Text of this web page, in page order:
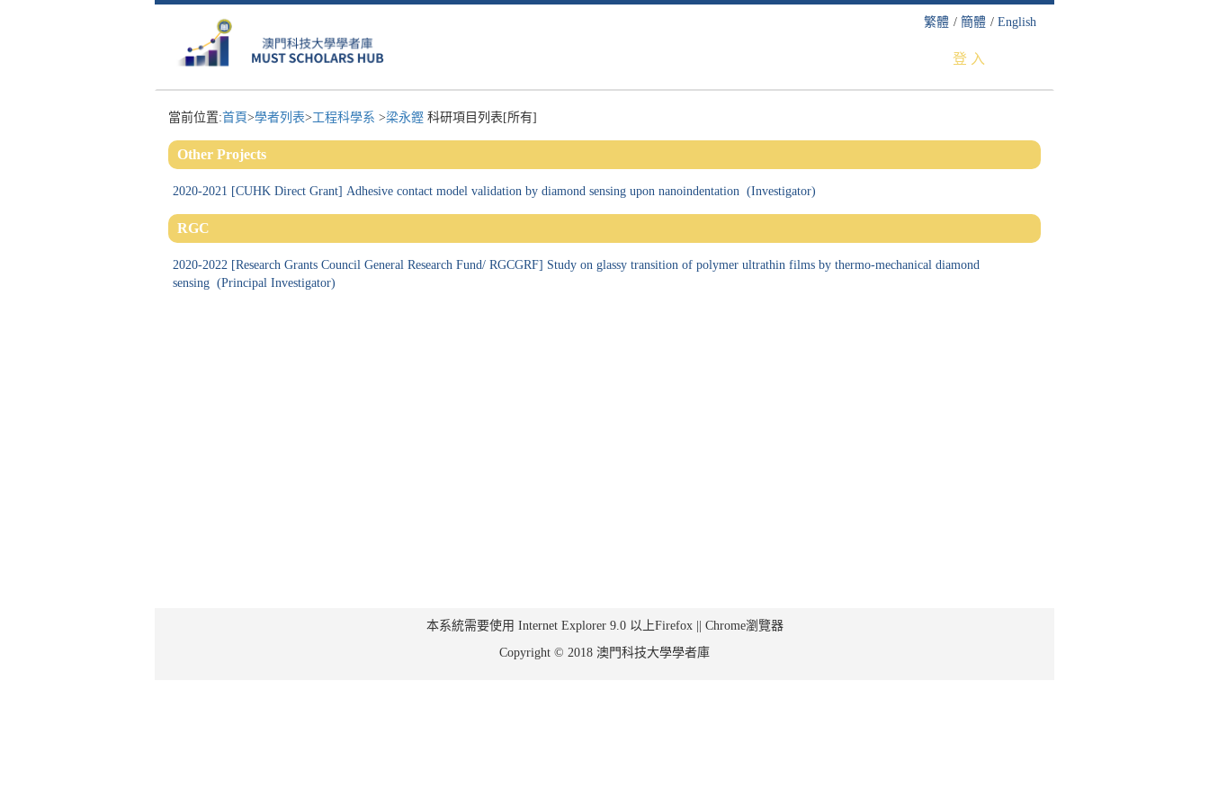
繁體 / 簡體 / English
登 入
當前位置:首頁>學者列表>工程科學系 >梁永鏗 科研項目列表[所有]
Other Projects
2020-2021 [CUHK Direct Grant] Adhesive contact model validation by diamond sensing upon nanoindentation (Investigator)
RGC
2020-2022 [Research Grants Council General Research Fund/ RGCGRF] Study on glassy transition of polymer ultrathin films by thermo-mechanical diamond
sensing (Principal Investigator)
本系統需要使用 Internet Explorer 9.0 以上Firefox || Chrome瀏覽器
Copyright © 2018 澳門科技大學學者庫